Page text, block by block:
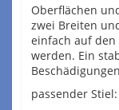
Oberflächen
zwei Breiten
einfach auf den
werden. Ein
passender